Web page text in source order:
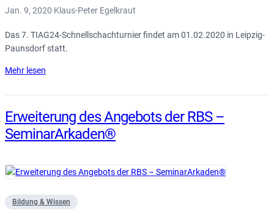
Jan. 9, 2020·Klaus-Peter Egelkraut
Das 7. TIAG24-Schnellschachturnier findet am 01.02.2020 in Leipzig-
Paunsdorf statt.
Mehr lesen
Erweiterung des Angebots der RBS –
SeminarArkaden®
Bildung & Wissen